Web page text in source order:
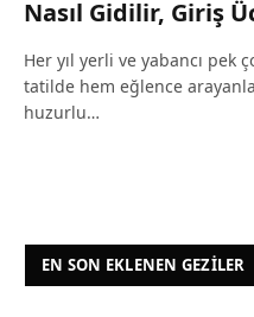
Nasıl Gidilir, Giriş
Her yıl yerli ve yabancı pek
tatilde hem eğlence
huzurlu…
EN SON EKLENEN GEZILER